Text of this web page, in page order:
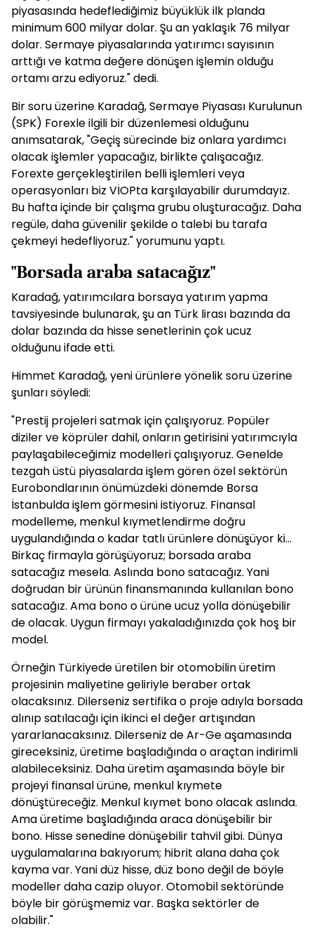
piyasasında hedeflediğimiz büyüklük ilk planda
minimum 600 milyar dolar. Şu an yaklaşık 76 milyar
dolar. Sermaye piyasalarında yatırımcı sayısının
arttığı ve katma değere dönüşen işlemin olduğu
ortamı arzu ediyoruz." dedi.
Bir soru üzerine Karadağ, Sermaye Piyasası Kurulunun
(SPK) Forexle ilgili bir düzenlemesi olduğunu
anımsatarak, "Geçiş sürecinde biz onlara yardımcı
olacak işlemler yapacağız, birlikte çalışacağız.
Forexte gerçekleştirilen belli işlemleri veya
operasyonları biz VİOPta karşılayabilir durumdayız.
Bu hafta içinde bir çalışma grubu oluşturacağız. Daha
regüle, daha güvenilir şekilde o talebi bu tarafa
çekmeyi hedefliyoruz." yorumunu yaptı.
"Borsada araba satacağız"
Karadağ, yatırımcılara borsaya yatırım yapma
tavsiyesinde bulunarak, şu an Türk lirası bazında da
dolar bazında da hisse senetlerinin çok ucuz
olduğunu ifade etti.
Himmet Karadağ, yeni ürünlere yönelik soru üzerine
şunları söyledi:
"Prestij projeleri satmak için çalışıyoruz. Popüler
diziler ve köprüler dahil, onların getirisini yatırımcıyla
paylaşabileceğimiz modelleri çalışıyoruz. Genelde
tezgah üstü piyasalarda işlem gören özel sektörün
Eurobondlarının önümüzdeki dönemde Borsa
İstanbulda işlem görmesini istiyoruz. Finansal
modelleme, menkul kıymetlendirme doğru
uygulandığında o kadar tatlı ürünlere dönüşüyor ki…
Birkaç firmayla görüşüyoruz; borsada araba
satacağız mesela. Aslında bono satacağız. Yani
doğrudan bir ürünün finansmanında kullanılan bono
satacağız. Ama bono o ürüne ucuz yolla dönüşebilir
de olacak. Uygun firmayı yakaladığınızda çok hoş bir
model.
Örneğin Türkiyede üretilen bir otomobilin üretim
projesinin maliyetine geliriyle beraber ortak
olacaksınız. Dilerseniz sertifika o proje adıyla borsada
alınıp satılacağı için ikinci el değer artışından
yararlanacaksınız. Dilerseniz de Ar-Ge aşamasında
gireceksiniz, üretime başladığında o araçtan indirimli
alabileceksiniz. Daha üretim aşamasında böyle bir
projeyi finansal ürüne, menkul kıymete
dönüştüreceğiz. Menkul kıymet bono olacak aslında.
Ama üretime başladığında araca dönüşebilir bir
bono. Hisse senedine dönüşebilir tahvil gibi. Dünya
uygulamalarına bakıyorum; hibrit alana daha çok
kayma var. Yani düz hisse, düz bono değil de böyle
modeller daha cazip oluyor. Otomobil sektöründe
böyle bir görüşmemiz var. Başka sektörler de
olabilir."